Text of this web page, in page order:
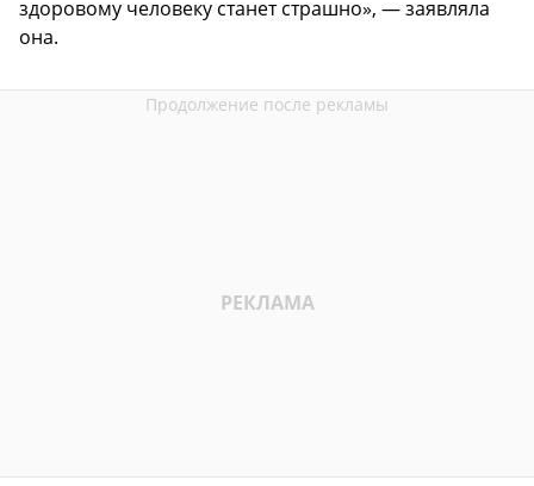
здоровому человеку станет страшно», — заявляла
она.